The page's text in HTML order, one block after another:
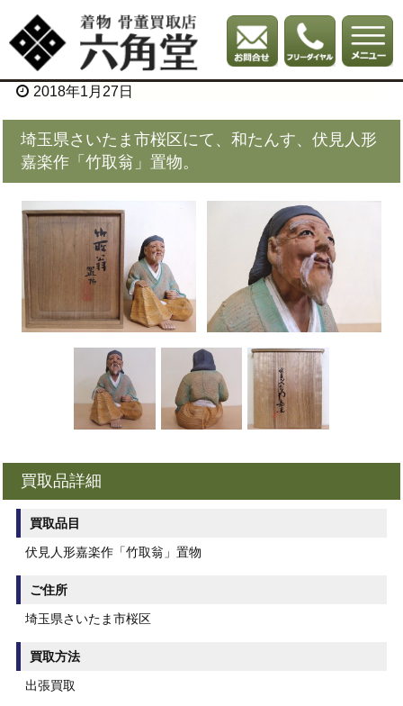
2018年1月27日
埼玉県さいたま市桜区にて、和たんす、伏見人形
嘉楽作「竹取翁」置物。
買取品詳細
買取品目
伏見人形嘉楽作「竹取翁」置物
ご住所
埼玉県さいたま市桜区
買取方法
出張買取